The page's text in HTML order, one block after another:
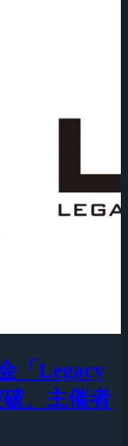
「Legacy
、主催者